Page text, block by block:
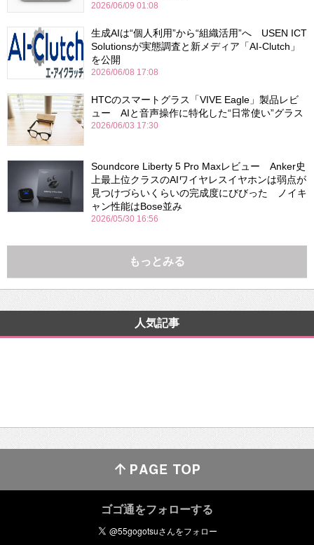
2026/06/09 01:08
生成AIは“個人利用”から“組織活用”へ USEN ICT
Solutionsが実態調査と新メディア「AI-Clutch」
を公開
2026/06/08 17:08
HTCのスマートグラス「VIVE Eagle」製品レビ
ュー AIと音声操作に特化した“日常使い”グラス
2026/06/03 17:30
Soundcore Liberty 5 Pro Maxレビュー Anker史
上最上位クラスのAIワイヤレスイヤホンは弱点が
見つけづらいくらいの完成度にびびった ノイキ
ャン性能はBose並み
2026/05/30 16:56
もっとみる
人気記事
ゴゴ通をフォローする